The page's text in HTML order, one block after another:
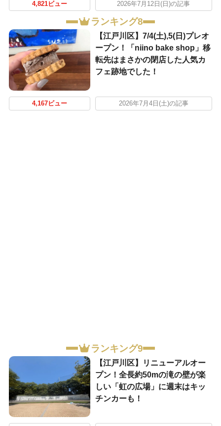
4,821ビュー 2026年7月12日(日)の記事
ランキング8
【江戸川区】7/4(土),5(日)プレオ
ープン！「niino bake shop」移
転先はまさかの閉店した人気カ
フェ跡地でした！
4,167ビュー 2026年7月4日(土)の記事
ランキング9
【江戸川区】リニューアルオー
プン！全長約50mの滝の壁が楽
しい「虹の広場」に週末はキッ
チンカーも！